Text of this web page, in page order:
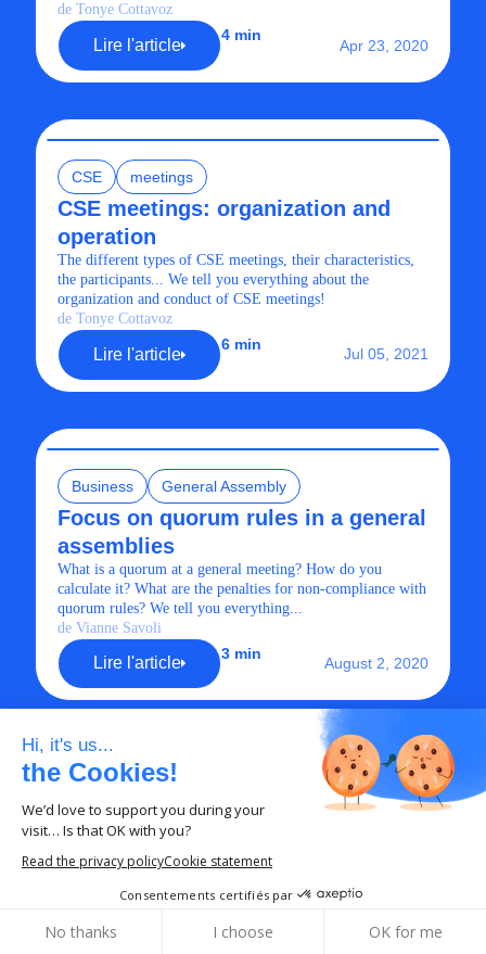
Hi, it's us...
the Cookies!
We’d love to support you during your
visit… Is that OK with you?
Read the privacy policyCookie statement
Consentements certifiés par
No thanks I choose OK for me
de Tonye Cottavoz
Lire l'article
4 min
Apr 23, 2020
CSE meetings
CSE meetings: organization and
operation
The different types of CSE meetings, their characteristics,
the participants... We tell you everything about the
organization and conduct of CSE meetings!
de Tonye Cottavoz
Lire l'article
6 min
Jul 05, 2021
Business General Assembly
Focus on quorum rules in a general
assemblies
What is a quorum at a general meeting? How do you
calculate it? What are the penalties for non-compliance with
quorum rules? We tell you everything...
de Vianne Savoli
Lire l'article
3 min
August 2, 2020
Le procès-verbal d’association
Découvrez les fondements du procès-verbal d’association,
son contenu essentiel et les clés pour assurer sa gestion et sa
validité dans cet article instructif sur la gouvernance
de Vincent Winand
This page is not yet available in English. We